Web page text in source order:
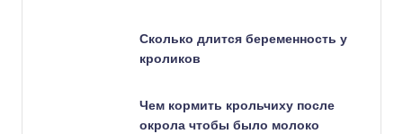
Сколько длится беременность у
кроликов
Чем кормить крольчиху после
окрола чтобы было молоко